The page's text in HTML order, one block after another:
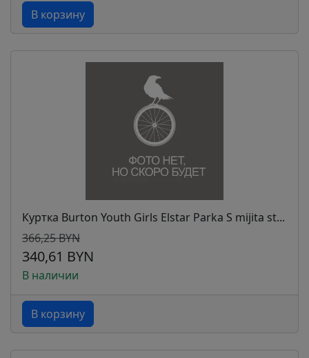
В корзину
Куртка Burton Youth Girls Elstar Parka S mijita st...
366,25 BYN
340,61 BYN
В наличии
В корзину